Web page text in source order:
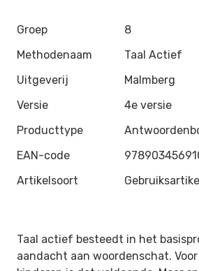
Groep
8
Methodenaam
Taal Actief
Uitgeverij
Malmberg
Versie
4e versie
Producttype
EAN-code
Artikelsoort
Taal actief besteedt in het
aandacht aan woordenschat.